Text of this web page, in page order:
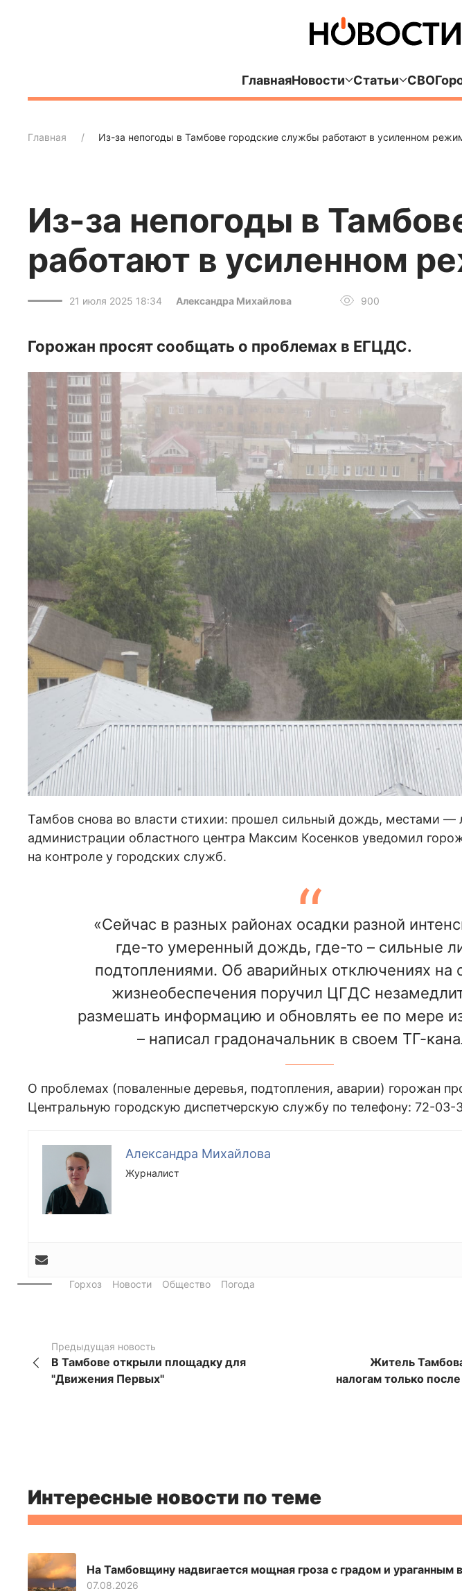
ГлавнаяНовости Статьи СВО
Главная Из-за непогоды в Тамбове городские службы работают в усиленном
Из-за непогоды в
работают в усиленном
21 июля 2025 18:34 Александра Михайлова 900
Горожан просят сообщать о проблемах в ЕГЦДС.
Тамбов снова во власти стихии: прошел сильный дождь, местами —
администрации областного центра Максим Косенков уведомил
на контроле у городских служб.
«Сейчас в разных районах осадки разной
где-то умеренный дождь, где-то – сильные
подтоплениями. Об аварийных отключениях на
жизнеобеспечения поручил ЦГДС
размешать информацию и обновлять ее по мере
– написал градоначальник в своем ТГ-
О проблемах (поваленные деревья, подтопления, аварии) горожан
Центральную городскую диспетчерскую службу по телефону: 72-03-
Александра Михайлова
Журналист
Горхоз Новости Общество Погода
Предыдущая новость
В Тамбове открыли площадку для
"Движения Первых"
Житель
налогам только
Интересные новости по теме
На Тамбовщину надвигается мощная гроза с градом и ураганным
07.08.2026